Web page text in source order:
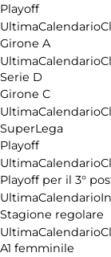
Playoff
UltimaCalendario
Girone A
UltimaCalendario
Serie D
Girone C
UltimaCalendario
SuperLega
Playoff
UltimaCalendario
Playoff per il 3°
UltimaCalendario
Stagione regolare
UltimaCalendario
A1 femminile